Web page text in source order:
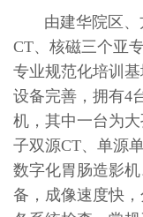
由建华院区、
CT、核磁三个亚
专业规范化培训
设备完善，拥有4
机，其中一台为
子双源CT、单源
数字化胃肠造影
备，成像速度快